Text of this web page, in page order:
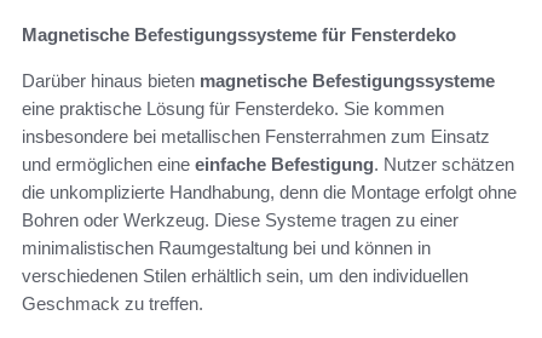
Magnetische Befestigungssysteme für Fensterdeko
Darüber hinaus bieten magnetische Befestigungssysteme
eine praktische Lösung für Fensterdeko. Sie kommen
insbesondere bei metallischen Fensterrahmen zum Einsatz
und ermöglichen eine einfache Befestigung. Nutzer schätzen
die unkomplizierte Handhabung, denn die Montage erfolgt ohne
Bohren oder Werkzeug. Diese Systeme tragen zu einer
minimalistischen Raumgestaltung bei und können in
verschiedenen Stilen erhältlich sein, um den individuellen
Geschmack zu treffen.